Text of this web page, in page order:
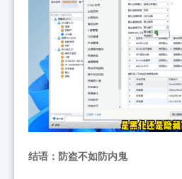
结语：防盗不如防内鬼